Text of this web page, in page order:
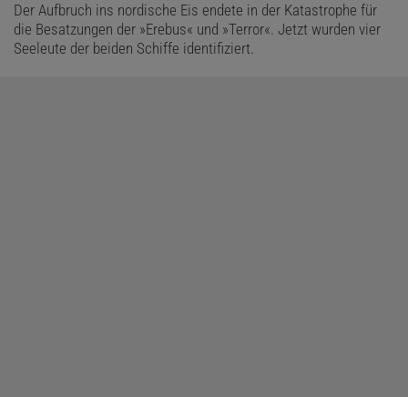
Der Aufbruch ins nordische Eis endete in der Katastrophe für
die Besatzungen der »Erebus« und »Terror«. Jetzt wurden vier
Seeleute der beiden Schiffe identifiziert.